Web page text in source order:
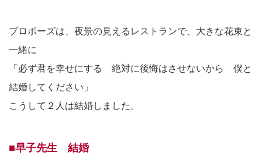
プロポーズは、夜景の見えるレストランで、大きな花束と
一緒に
「必ず君を幸せにする 絶対に後悔はさせないから 僕と
結婚してください」
こうして２人は結婚しました。
■早子先生 結婚